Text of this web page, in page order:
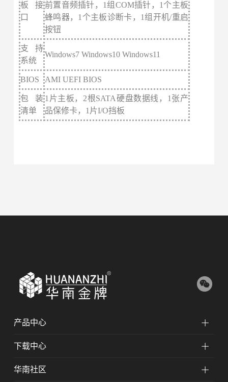
板 接
口
前置音频插针，1组COM插针，1个主板
蜂鸣器，1个主板诊断卡，1组开机/重启
按钮
支持
系统
Windows7 Windows10 Windows11
BIOS AMI UEFI BIOS
包装
清单
1片主板，2根SATA硬盘数据线，1张产
品保修卡，1片I/O挡板
产品中心
下载中心
华南社区